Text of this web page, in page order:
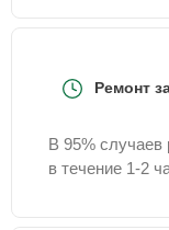
Ремонт
В 95% случаев
в течение 1-2